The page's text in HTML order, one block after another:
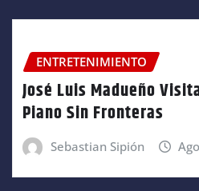
ENTRETENIMIENTO
José Luis Madueño
Piano Sin Fronteras
Sebastian Sipión